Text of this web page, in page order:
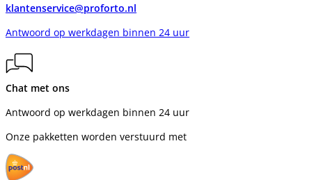
klantenservice@proforto.nl
Antwoord op werkdagen binnen 24 uur
Chat met ons
Antwoord op werkdagen binnen 24 uur
Onze pakketten worden verstuurd met